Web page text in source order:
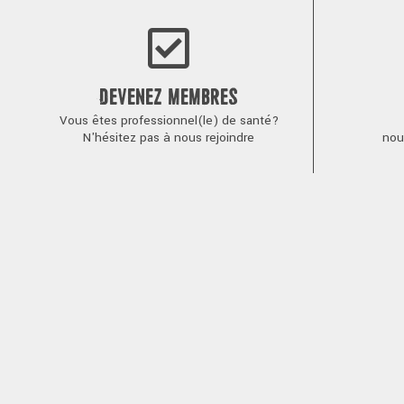
DEVENEZ MEMBRES
Vous êtes professionnel(le) de santé?
N'hésitez pas à nous rejoindre